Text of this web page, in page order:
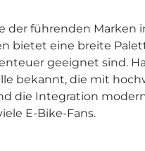
der führenden Marken
bietet eine breite
geeignet sind.
bekannt, die mit
die Integration
E-Bike-Fans.